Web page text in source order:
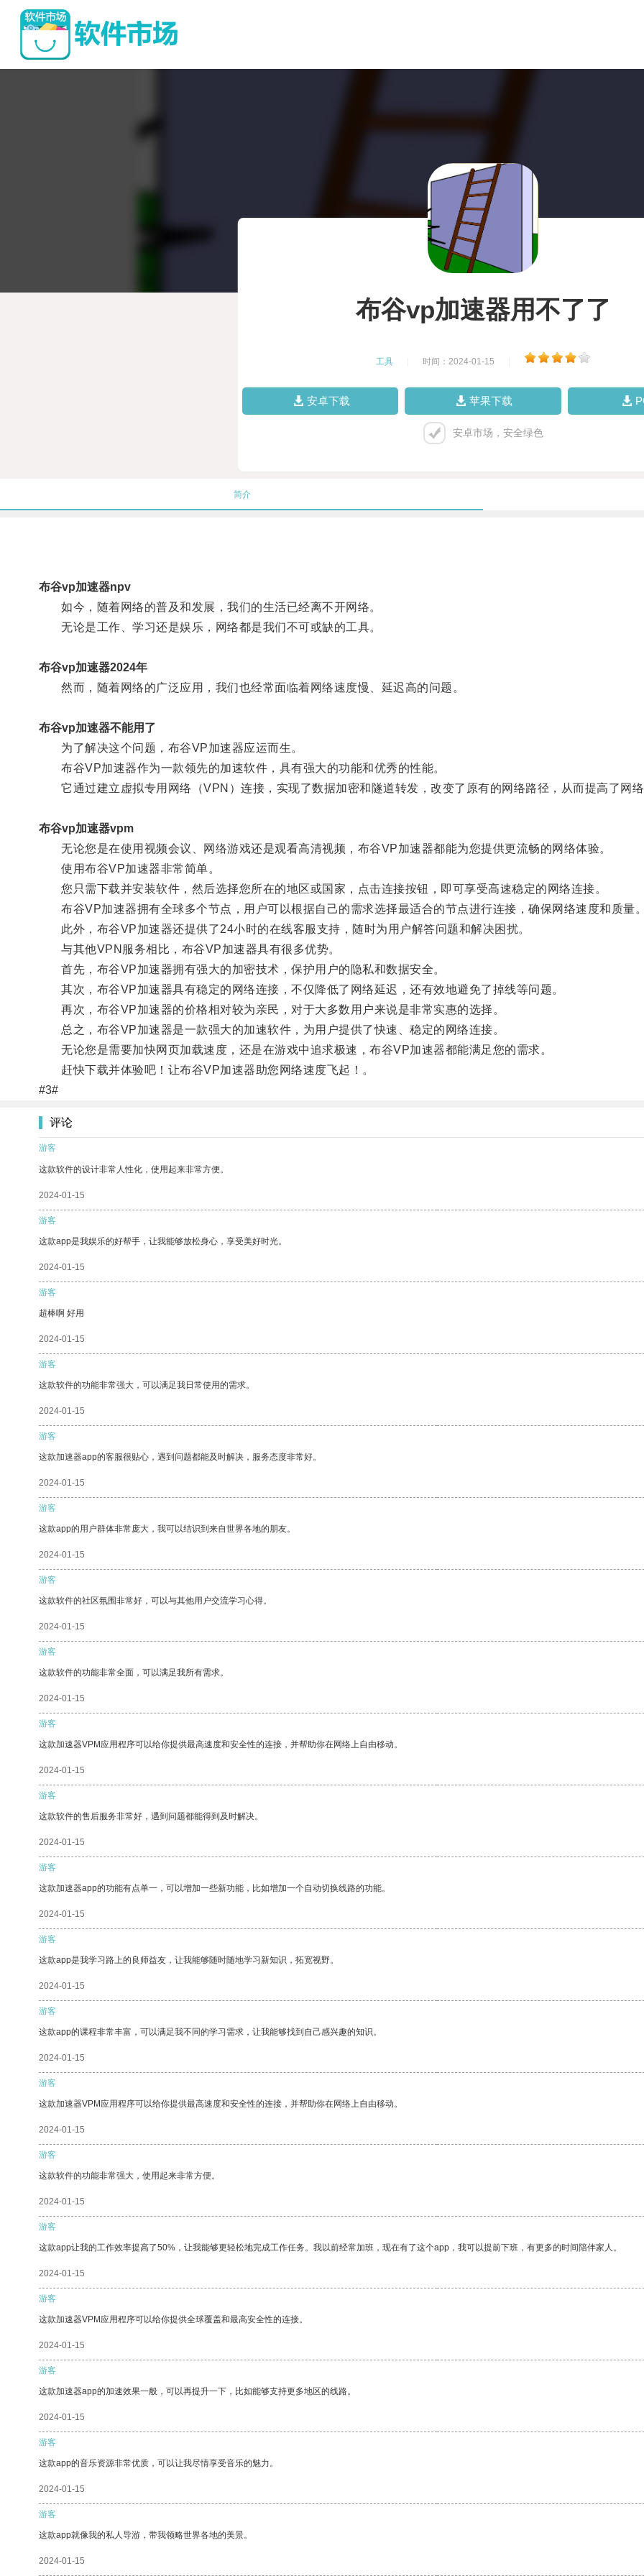
布谷vp加速器用不了了
工具 时间：2024-01-15
安卓下载 苹果下载
安卓市场，安全绿色
简介
布谷vp加速器npv
如今，随着网络的普及和发展，我们的生活已经离不开网络。
无论是工作、学习还是娱乐，网络都是我们不可或缺的工具。
布谷vp加速器2024年
然而，随着网络的广泛应用，我们也经常面临着网络速度慢、延迟高的问题。
布谷vp加速器不能用了
为了解决这个问题，布谷VP加速器应运而生。
布谷VP加速器作为一款领先的加速软件，具有强大的功能和优秀的性能。
它通过建立虚拟专用网络（VPN）连接，实现了数据加密和隧道转发，改变了原有的网络路径，从而提高了网络
布谷vp加速器vpm
无论您是在使用视频会议、网络游戏还是观看高清视频，布谷VP加速器都能为您提供更流畅的网络体验。
使用布谷VP加速器非常简单。
您只需下载并安装软件，然后选择您所在的地区或国家，点击连接按钮，即可享受高速稳定的网络连接。
布谷VP加速器拥有全球多个节点，用户可以根据自己的需求选择最适合的节点进行连接，确保网络速度和质量。
此外，布谷VP加速器还提供了24小时的在线客服支持，随时为用户解答问题和解决困扰。
与其他VPN服务相比，布谷VP加速器具有很多优势。
首先，布谷VP加速器拥有强大的加密技术，保护用户的隐私和数据安全。
其次，布谷VP加速器具有稳定的网络连接，不仅降低了网络延迟，还有效地避免了掉线等问题。
再次，布谷VP加速器的价格相对较为亲民，对于大多数用户来说是非常实惠的选择。
总之，布谷VP加速器是一款强大的加速软件，为用户提供了快速、稳定的网络连接。
无论您是需要加快网页加载速度，还是在游戏中追求极速，布谷VP加速器都能满足您的需求。
赶快下载并体验吧！让布谷VP加速器助您网络速度飞起！。
#3#
评论
游客
这款软件的设计非常人性化，使用起来非常方便。
2024-01-15
游客
这款app是我娱乐的好帮手，让我能够放松身心，享受美好时光。
2024-01-15
游客
超棒啊 好用
2024-01-15
游客
这款软件的功能非常强大，可以满足我日常使用的需求。
2024-01-15
游客
这款加速器app的客服很贴心，遇到问题都能及时解决，服务态度非常好。
2024-01-15
游客
这款app的用户群体非常庞大，我可以结识到来自世界各地的朋友。
2024-01-15
游客
这款软件的社区氛围非常好，可以与其他用户交流学习心得。
2024-01-15
游客
这款软件的功能非常全面，可以满足我所有需求。
2024-01-15
游客
这款加速器VPM应用程序可以给你提供最高速度和安全性的连接，并帮助你在网络上自由移动。
2024-01-15
游客
这款软件的售后服务非常好，遇到问题都能得到及时解决。
2024-01-15
游客
这款加速器app的功能有点单一，可以增加一些新功能，比如增加一个自动切换线路的功能。
2024-01-15
游客
这款app是我学习路上的良师益友，让我能够随时随地学习新知识，拓宽视野。
2024-01-15
游客
这款app的课程非常丰富，可以满足我不同的学习需求，让我能够找到自己感兴趣的知识。
2024-01-15
游客
这款加速器VPM应用程序可以给你提供最高速度和安全性的连接，并帮助你在网络上自由移动。
2024-01-15
游客
这款软件的功能非常强大，使用起来非常方便。
2024-01-15
游客
这款app让我的工作效率提高了50%，让我能够更轻松地完成工作任务。我以前经常加班，现在有了这个app，我可以提前下班，有更多的时间陪伴家人。
2024-01-15
游客
这款加速器VPM应用程序可以给你提供全球覆盖和最高安全性的连接。
2024-01-15
游客
这款加速器app的加速效果一般，可以再提升一下，比如能够支持更多地区的线路。
2024-01-15
游客
这款app的音乐资源非常优质，可以让我尽情享受音乐的魅力。
2024-01-15
游客
这款app就像我的私人导游，带我领略世界各地的美景。
2024-01-15